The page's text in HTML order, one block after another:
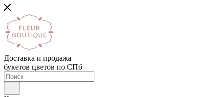
Доставка и продажа
букетов цветов по СПб